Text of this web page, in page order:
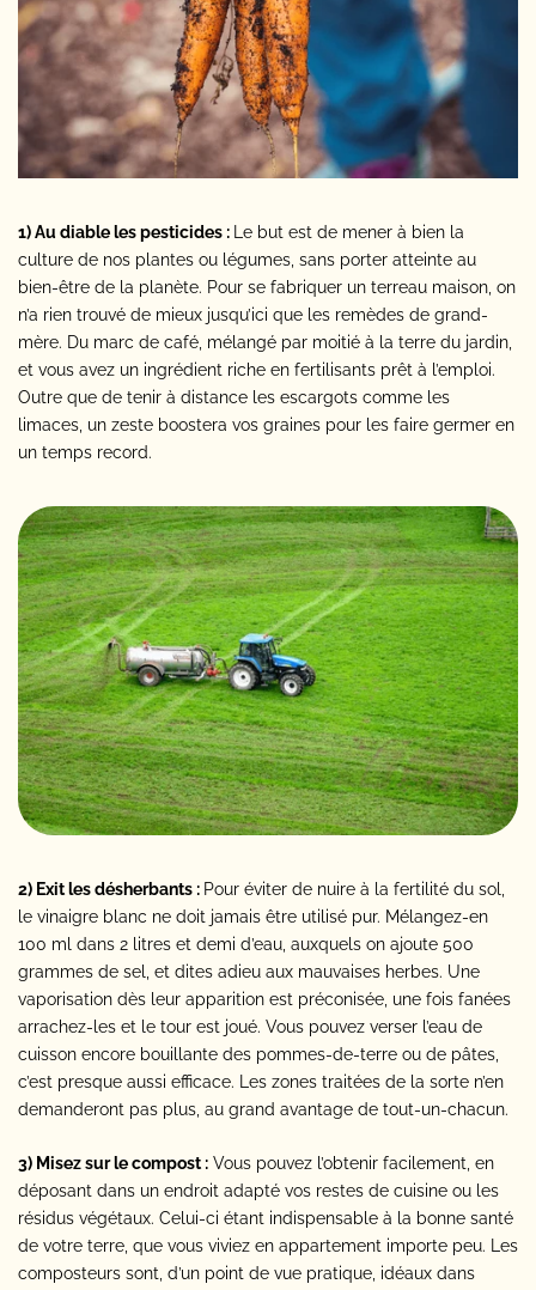
1) Au diable les pesticides : Le but est de mener à bien la
culture de nos plantes ou légumes, sans porter atteinte au
bien-être de la planète. Pour se fabriquer un terreau maison, on
n’a rien trouvé de mieux jusqu’ici que les remèdes de grand-
mère. Du marc de café, mélangé par moitié à la terre du jardin,
et vous avez un ingrédient riche en fertilisants prêt à l’emploi.
Outre que de tenir à distance les escargots comme les
limaces, un zeste boostera vos graines pour les faire germer en
un temps record.
2) Exit les désherbants : Pour éviter de nuire à la fertilité du sol,
le vinaigre blanc ne doit jamais être utilisé pur. Mélangez-en
100 ml dans 2 litres et demi d’eau, auxquels on ajoute 500
grammes de sel, et dites adieu aux mauvaises herbes. Une
vaporisation dès leur apparition est préconisée, une fois fanées
arrachez-les et le tour est joué. Vous pouvez verser l’eau de
cuisson encore bouillante des pommes-de-terre ou de pâtes,
c’est presque aussi efficace. Les zones traitées de la sorte n’en
demanderont pas plus, au grand avantage de tout-un-chacun.
3) Misez sur le compost : Vous pouvez l’obtenir facilement, en
déposant dans un endroit adapté vos restes de cuisine ou les
résidus végétaux. Celui-ci étant indispensable à la bonne santé
de votre terre, que vous viviez en appartement importe peu. Les
composteurs sont, d’un point de vue pratique, idéaux dans